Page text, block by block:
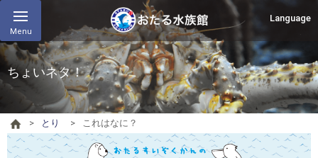
Menu
Language
ちょいネタ！
とり これはなに？